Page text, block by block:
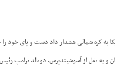
به کره شمالی هشدار داد دست و پای خود
و به نقل از آسوشیتدپرس، دونالد